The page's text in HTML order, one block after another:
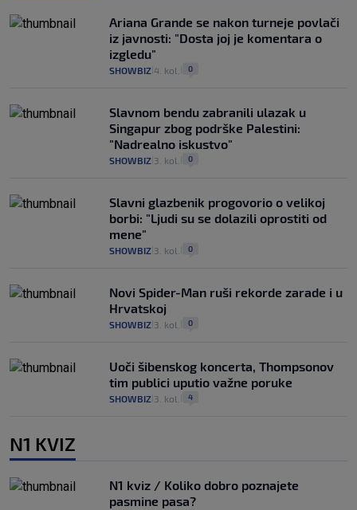
Ariana Grande se nakon turneje povlači
iz javnosti: "Dosta joj je komentara o
izgledu"
SHOWBIZ 4. kol. 0
Slavnom bendu zabranili ulazak u
Singapur zbog podrške Palestini:
"Nadrealno iskustvo"
SHOWBIZ 3. kol. 0
Slavni glazbenik progovorio o velikoj
borbi: "Ljudi su se dolazili oprostiti od
mene"
SHOWBIZ 3. kol. 0
Novi Spider-Man ruši rekorde zarade i u
Hrvatskoj
SHOWBIZ 3. kol. 0
Uoči šibenskog koncerta, Thompsonov
tim publici uputio važne poruke
SHOWBIZ 3. kol. 4
N1 KVIZ
N1 kviz / Koliko dobro poznajete
pasmine pasa?